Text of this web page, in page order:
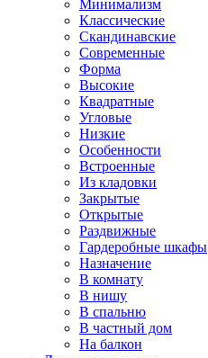
Минимализм
Классические
Скандинавские
Современные
Форма
Высокие
Квадратные
Угловые
Низкие
Особенности
Встроенные
Из кладовки
Закрытые
Открытые
Раздвижные
Гардеробные шкафы
Назначение
В комнату
В нишу
В спальню
В частный дом
На балкон